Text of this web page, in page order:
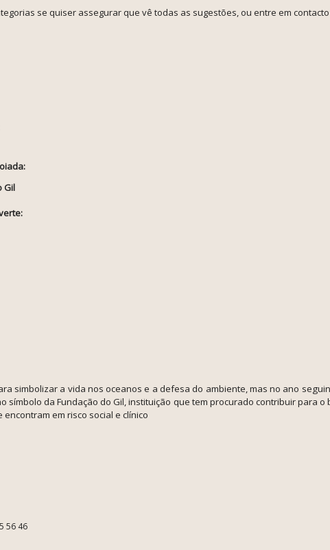
se quiser assegurar que vê todas as sugestões, ou entre em
Gil
simbolizar a vida nos oceanos e a defesa do ambiente, mas no ano
da Fundação do Gil, instituição que tem procurado contribuir para o
em risco social e clínico
56 46